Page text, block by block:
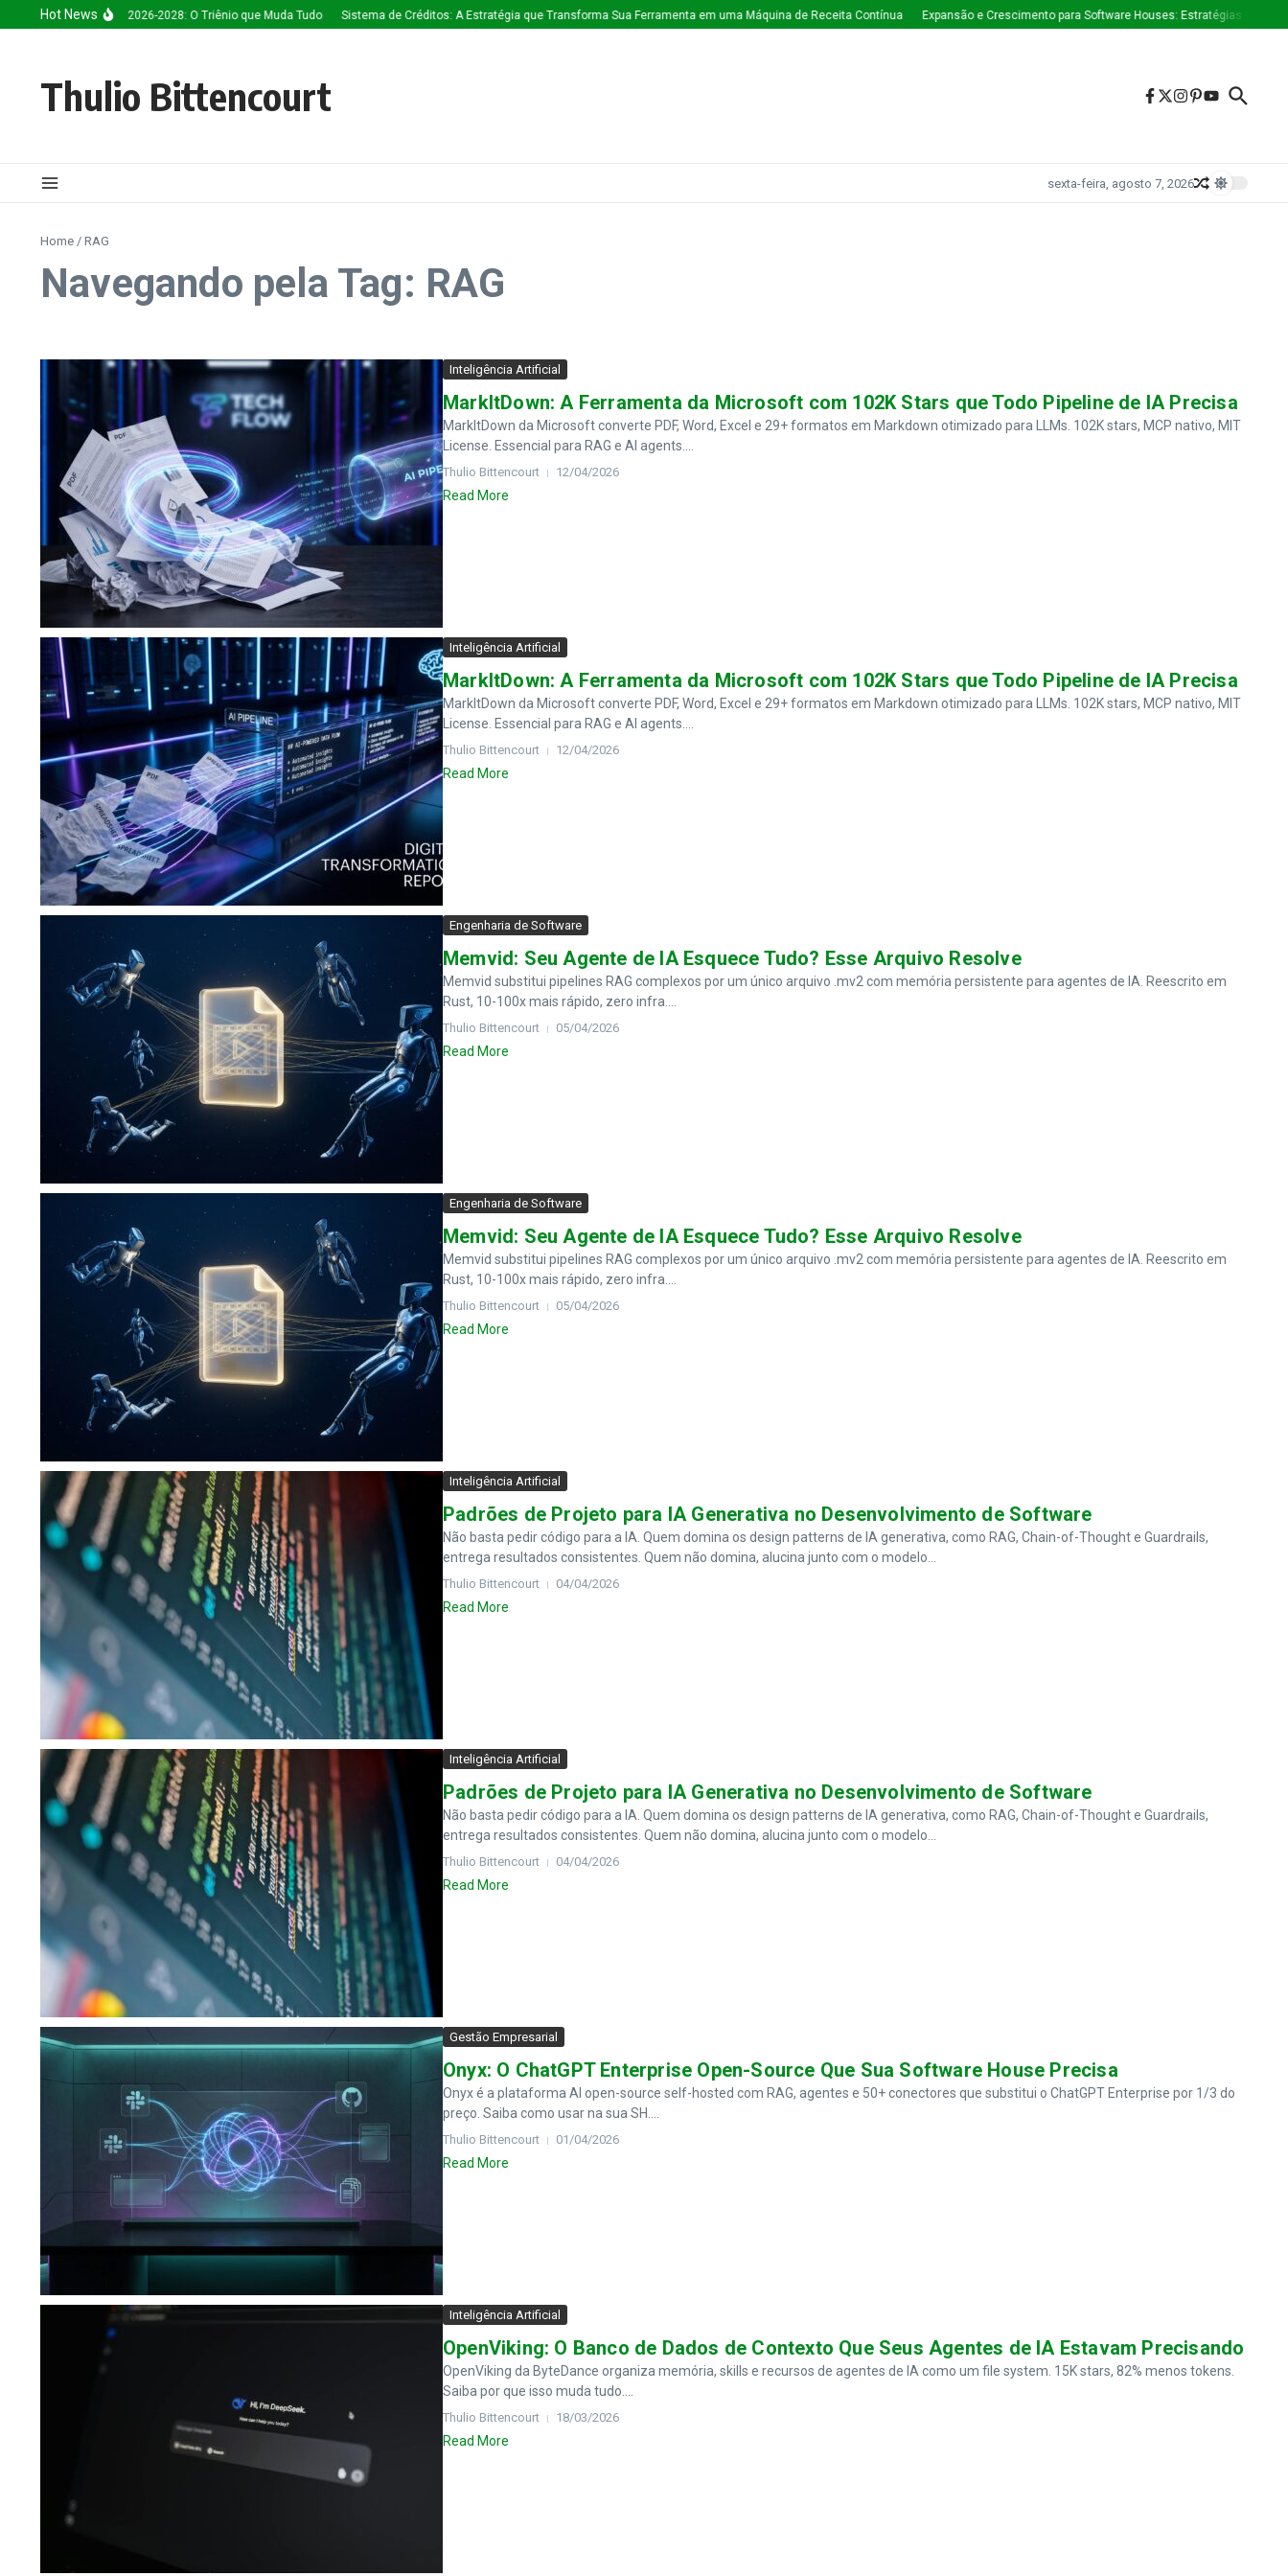
Ir para o conteúdo
Hot News
Artificial 2026-2028: O Triênio que Muda Tudo Sistema de Créditos: A Estratégia que Transforma Sua Ferramenta em uma Máquina de Receita Contínua Expansão e Crescimento para Software Houses: Estratégias Que Estão
Thulio Bittencourt
sexta-feira, agosto 7, 2026
Home / RAG
Navegando pela Tag: RAG
Inteligência Artificial
MarkItDown: A Ferramenta da Microsoft com 102K Stars que Todo Pipeline de IA Precisa
MarkItDown da Microsoft converte PDF, Word, Excel e 29+ formatos em Markdown otimizado para LLMs. 102K stars, MCP nativo, MIT
License. Essencial para RAG e AI agents....
Thulio Bittencourt 12/04/2026
Read More
Inteligência Artificial
MarkItDown: A Ferramenta da Microsoft com 102K Stars que Todo Pipeline de IA Precisa
MarkItDown da Microsoft converte PDF, Word, Excel e 29+ formatos em Markdown otimizado para LLMs. 102K stars, MCP nativo, MIT
License. Essencial para RAG e AI agents....
Thulio Bittencourt 12/04/2026
Read More
Engenharia de Software
Memvid: Seu Agente de IA Esquece Tudo? Esse Arquivo Resolve
Memvid substitui pipelines RAG complexos por um único arquivo .mv2 com memória persistente para agentes de IA. Reescrito em
Rust, 10-100x mais rápido, zero infra....
Thulio Bittencourt 05/04/2026
Read More
Engenharia de Software
Memvid: Seu Agente de IA Esquece Tudo? Esse Arquivo Resolve
Memvid substitui pipelines RAG complexos por um único arquivo .mv2 com memória persistente para agentes de IA. Reescrito em
Rust, 10-100x mais rápido, zero infra....
Thulio Bittencourt 05/04/2026
Read More
Inteligência Artificial
Padrões de Projeto para IA Generativa no Desenvolvimento de Software
Não basta pedir código para a IA. Quem domina os design patterns de IA generativa, como RAG, Chain-of-Thought e Guardrails,
entrega resultados consistentes. Quem não domina, alucina junto com o modelo...
Thulio Bittencourt 04/04/2026
Read More
Inteligência Artificial
Padrões de Projeto para IA Generativa no Desenvolvimento de Software
Não basta pedir código para a IA. Quem domina os design patterns de IA generativa, como RAG, Chain-of-Thought e Guardrails,
entrega resultados consistentes. Quem não domina, alucina junto com o modelo...
Thulio Bittencourt 04/04/2026
Read More
Gestão Empresarial
Onyx: O ChatGPT Enterprise Open-Source Que Sua Software House Precisa
Onyx é a plataforma AI open-source self-hosted com RAG, agentes e 50+ conectores que substitui o ChatGPT Enterprise por 1/3 do
preço. Saiba como usar na sua SH....
Thulio Bittencourt 01/04/2026
Read More
Inteligência Artificial
OpenViking: O Banco de Dados de Contexto Que Seus Agentes de IA Estavam Precisando
OpenViking da ByteDance organiza memória, skills e recursos de agentes de IA como um file system. 15K stars, 82% menos tokens.
Saiba por que isso muda tudo....
Thulio Bittencourt 18/03/2026
Read More